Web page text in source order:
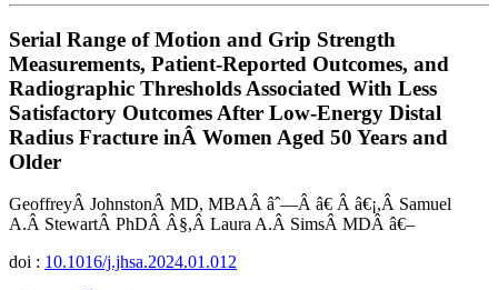
Serial Range of Motion and Grip Strength
Measurements, Patient-Reported Outcomes, and
Radiographic Thresholds Associated With Less
Satisfactory Outcomes After Low-Energy Distal
Radius Fracture inÂ Women Aged 50 Years and
Older
GeoffreyÂ JohnstonÂ MD, MBAÂ âˆ—Â â€ Â â€¡,Â Samuel
A.Â StewartÂ PhDÂ Â§,Â Laura A.Â SimsÂ MDÂ â€–
doi : 10.1016/j.jhsa.2024.01.012